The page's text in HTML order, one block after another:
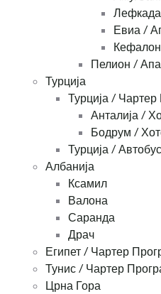
Евиа /
Пелион /
Турција
Турција /
Анталија /
Бодрум /
Турција / Автобус
Албанија
Ксамил
Валона
Саранда
Драч
Египет / Чартер
Тунис / Чартер
Црна Гора